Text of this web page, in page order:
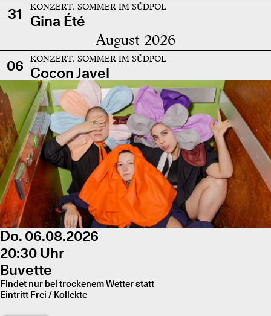
31
KONZERT, SOMMER IM SÜDPOL
Gina Été
August 2026
06 KONZERT, SOMMER IM SÜDPOL
Cocon Javel
Do. 06.08.2026
20:30 Uhr
Buvette
Findet nur bei trockenem Wetter statt
Eintritt Frei / Kollekte